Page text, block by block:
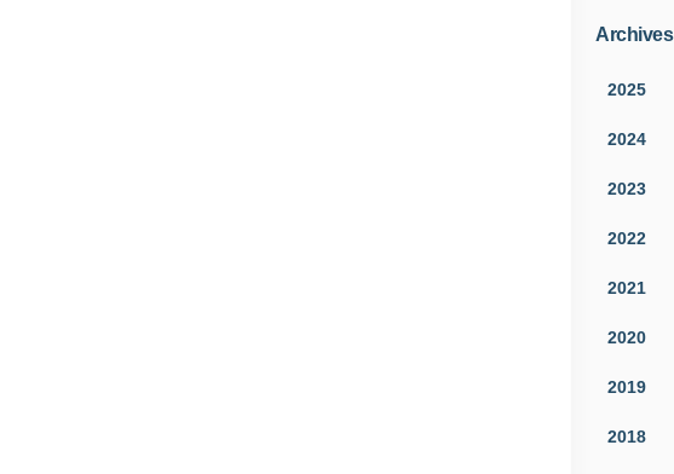
Archives
2025
2024
2023
2022
2021
2020
2019
2018